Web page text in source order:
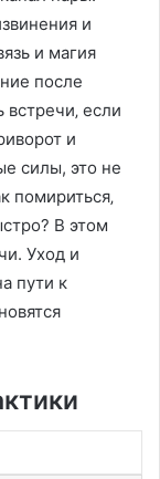
и
и магия
после
если
и
силы, это не
помириться‚
В этом
Уход и
пути к